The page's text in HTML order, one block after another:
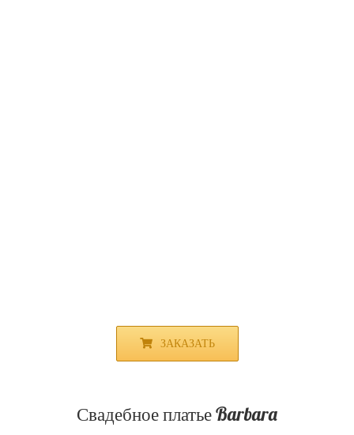
ЗАКАЗАТЬ
Свадебное платье Barbara